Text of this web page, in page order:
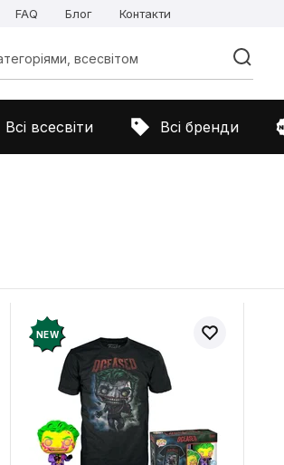
FAQ Блог Контакти
Всі всесвіти Всі бренди
NEW